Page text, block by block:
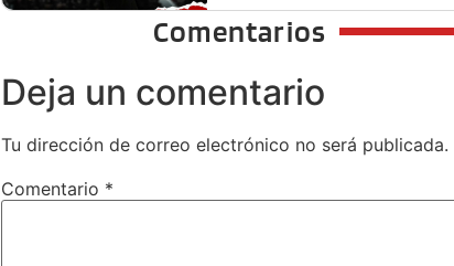
Comentarios
Deja un comentario
Tu dirección de correo electrónico no será publicada.
Comentario *